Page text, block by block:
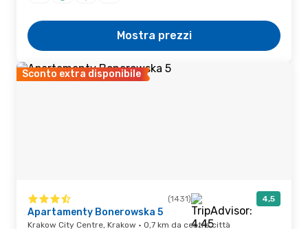
Mostra prezzi
Sconto extra disponibile
(1431) 4,5
Apartamenty Bonerowska 5
Krakow City Centre, Krakow · 0,7 km da centro città